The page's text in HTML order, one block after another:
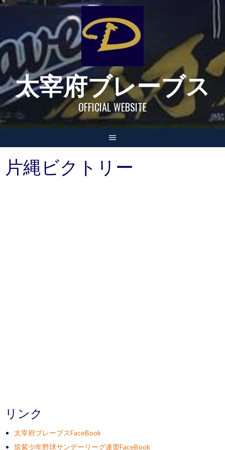
Skip
content
太宰府ブレーブス
OFFICIAL WEBSITE
片縄ビクトリー
リンク
太宰府ブレーブスFaceBook
筑紫少年野球サンデーリーグ連盟FaceBook